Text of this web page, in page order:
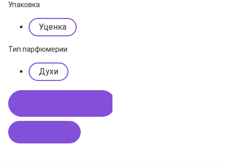
Упаковка
Уценка
Тип парфюмерии
Духи